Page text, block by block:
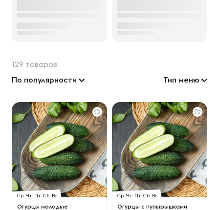
129 товаров
По популярности
Тип меню
Ср Чт Пт Сб Вс
Огурцы молодые
Ср Чт Пт Сб Вс
Огурцы с пупырышками